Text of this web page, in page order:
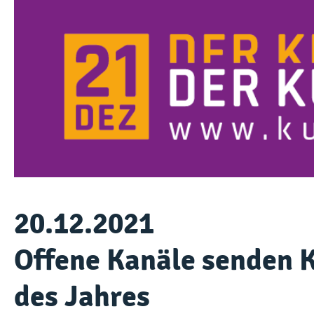
20.12.2021
Offene Kanäle senden
des Jahres